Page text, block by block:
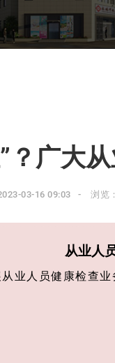
？广大
03-16 09:03 浏览
从业人
业人员健康检查